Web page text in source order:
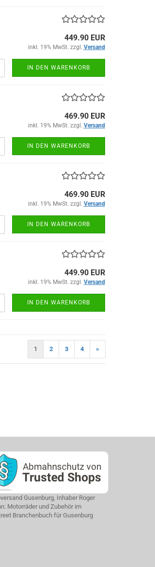
449.90 EUR
inkl. 19% MwSt. zzgl. Versand
IN DEN WARENKORB
469.90 EUR
inkl. 19% MwSt. zzgl. Versand
IN DEN WARENKORB
469.90 EUR
inkl. 19% MwSt. zzgl. Versand
IN DEN WARENKORB
449.90 EUR
inkl. 19% MwSt. zzgl. Versand
IN DEN WARENKORB
1 2 3 4 »